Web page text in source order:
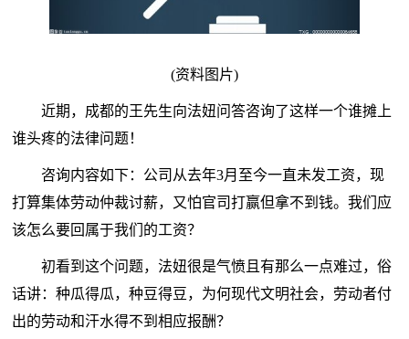
(资料图片)
近期，成都的王先生向法妞问答咨询了这样一个谁摊上
谁头疼的法律问题！
咨询内容如下：公司从去年3月至今一直未发工资，现
打算集体劳动仲裁讨薪，又怕官司打赢但拿不到钱。我们应
该怎么要回属于我们的工资？
初看到这个问题，法妞很是气愤且有那么一点难过，俗
话讲：种瓜得瓜，种豆得豆，为何现代文明社会，劳动者付
出的劳动和汗水得不到相应报酬？